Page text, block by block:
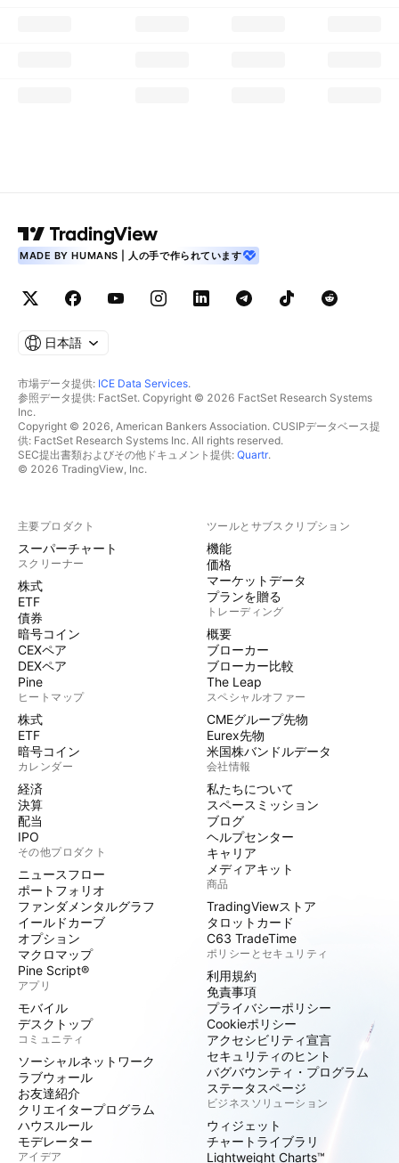
MADE BY HUMANS | 人の手で作られています
日本語
市場データ提供: ICE Data Services.
参照データ提供: FactSet. Copyright © 2026 FactSet Research Systems
Inc.
Copyright © 2026, American Bankers Association. CUSIPデータベース提
供: FactSet Research Systems Inc. All rights reserved.
SEC提出書類およびその他ドキュメント提供: Quartr.
© 2026 TradingView, Inc.
主要プロダクト
スーパーチャート
スクリーナー
株式
ETF
債券
暗号コイン
CEXペア
DEXペア
Pine
ヒートマップ
株式
ETF
暗号コイン
カレンダー
経済
決算
配当
IPO
その他プロダクト
ニュースフロー
ポートフォリオ
ファンダメンタルグラフ
イールドカーブ
オプション
マクロマップ
Pine Script®
アプリ
モバイル
デスクトップ
コミュニティ
ソーシャルネットワーク
ラブウォール
お友達紹介
クリエイタープログラム
ハウスルール
モデレーター
アイデア
ツールとサブスクリプション
機能
価格
マーケットデータ
プランを贈る
トレーディング
概要
ブローカー
ブローカー比較
The Leap
スペシャルオファー
CMEグループ先物
Eurex先物
米国株バンドルデータ
会社情報
私たちについて
スペースミッション
ブログ
ヘルプセンター
キャリア
メディアキット
商品
TradingViewストア
タロットカード
C63 TradeTime
ポリシーとセキュリティ
利用規約
免責事項
プライバシーポリシー
Cookieポリシー
アクセシビリティ宣言
セキュリティのヒント
バグバウンティ・プログラム
ステータスページ
ビジネスソリューション
ウィジェット
チャートライブラリ
Lightweight Charts™